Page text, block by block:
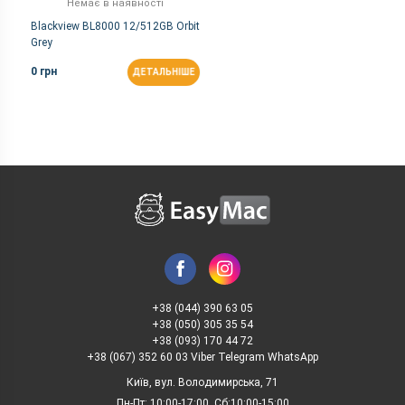
Немає в наявності
Blackview BL8000 12/512GB Orbit
Grey
0 грн ДЕТАЛЬНІШЕ
+38 (044) 390 63 05
+38 (050) 305 35 54
+38 (093) 170 44 72
+38 (067) 352 60 03 Viber Telegram WhatsApp
Київ, вул. Володимирська, 71